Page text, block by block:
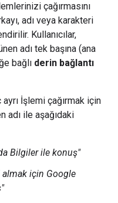
çağırmasını
adı veya karakteri
Kullanıcılar,
adı tek başına (ana
bağlı derin bağlantı
İşlemi çağırmak için
adı ile aşağıdaki
Bilgiler ile konuş"
için Google